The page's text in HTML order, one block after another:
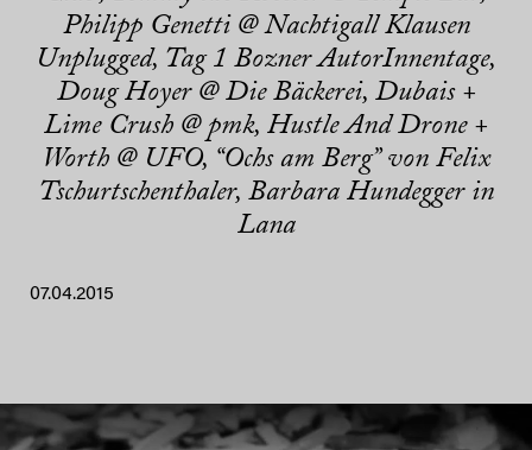
Philipp Genetti @ Nachtigall Klausen
Unplugged, Tag 1 Bozner AutorInnentage,
Doug Hoyer @ Die Bäckerei, Dubais +
Lime Crush @ pmk, Hustle And Drone +
Worth @ UFO, “Ochs am Berg” von Felix
Tschurtschenthaler, Barbara Hundegger in
Lana
07.04.2015